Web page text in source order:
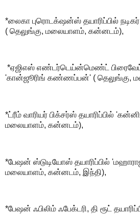
*லைகா புரொடக்‌ஷன்ஸ் தயாரிப்பில்
( தெலுங்கு, மலையாளம், கன்னடம்),
*ஏஜிஎஸ் எண்டர்டெய்ன்மெண்ட் பிரைவேட்
'கான்ஜூரிங் கண்ணப்பன்' ( தெலுங்கு,
*ட்ரீம் வாரியர் பிக்சர்ஸ் தயாரிப்பில்
மலையாளம், கன்னடம்),
*பேஷன் ஸ்டுடியோஸ் தயாரிப்பில்
மலையாளம், கன்னடம், இந்தி),
*பேஷன் ஃபிலிம் ஃபேக்டரி, தி ரூட்